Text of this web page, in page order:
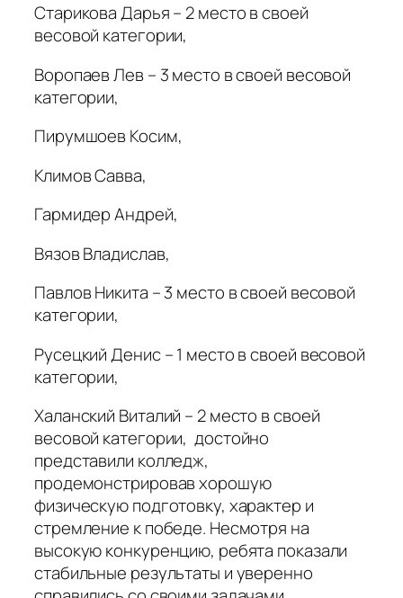
Старикова Дарья – 2 место в своей
весовой категории,
Воропаев Лев – 3 место в своей весовой
категории,
Пирумшоев Косим,
Климов Савва,
Гармидер Андрей,
Вязов Владислав,
Павлов Никита – 3 место в своей весовой
категории,
Русецкий Денис – 1 место в своей весовой
категории,
Халанский Виталий – 2 место в своей
весовой категории, достойно
представили колледж,
продемонстрировав хорошую
физическую подготовку, характер и
стремление к победе. Несмотря на
высокую конкуренцию, ребята показали
стабильные результаты и уверенно